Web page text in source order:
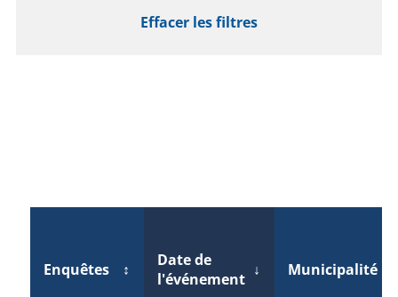
Effacer les filtres
Enquêtes ↕
Date de
l'événement ↓ Municipalité